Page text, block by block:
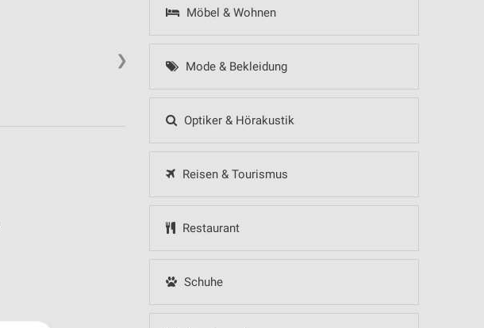
Möbel & Wohnen
Mode & Bekleidung
Optiker & Hörakustik
Reisen & Tourismus
Restaurant
Schuhe
❯